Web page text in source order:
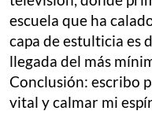
escuela que ha
capa de estulticia es
llegada del más
Conclusión: escribo
vital y calmar mi